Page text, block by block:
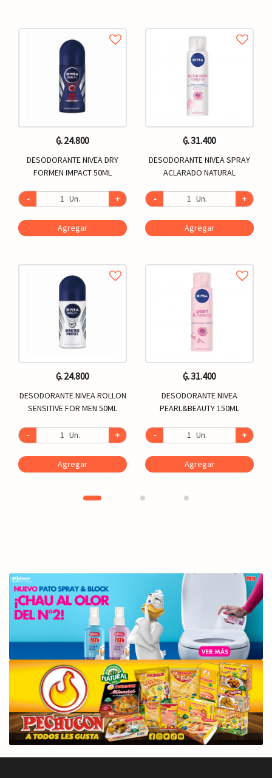
₲. 24.800
DESODORANTE NIVEA DRY
FORMEN IMPACT 50ML
- Un. +
Agregar
₲. 24.800
DESODORANTE NIVEA ROLLON
SENSITIVE FOR MEN 50ML
- Un. +
Agregar
₲. 31.400
DESODORANTE NIVEA SPRAY
ACLARADO NATURAL
- Un. +
Agregar
₲. 31.400
DESODORANTE NIVEA
PEARL&BEAUTY 150ML
- Un. +
Agregar